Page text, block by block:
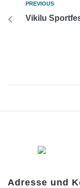
PREVIOUS
Vikilu
Adresse und